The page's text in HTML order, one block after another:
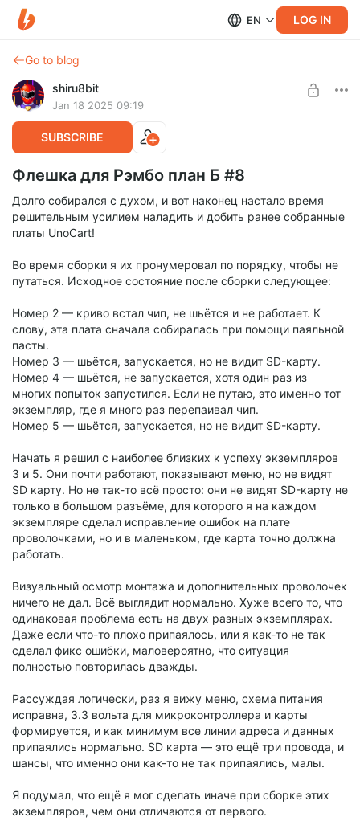
EN LOG IN
Go to blog
shiru8bit
Jan 18 2025 09:19
SUBSCRIBE
Флешка для Рэмбо план Б #8
Долго собирался с духом, и вот наконец настало время
решительным усилием наладить и добить ранее собранные
платы UnoCart!
Во время сборки я их пронумеровал по порядку, чтобы не
путаться. Исходное состояние после сборки следующее:
Номер 2 — криво встал чип, не шьётся и не работает. К
слову, эта плата сначала собиралась при помощи паяльной
пасты.
Номер 3 — шьётся, запускается, но не видит SD-карту.
Номер 4 — шьётся, не запускается, хотя один раз из
многих попыток запустился. Если не путаю, это именно тот
экземпляр, где я много раз перепаивал чип.
Номер 5 — шьётся, запускается, но не видит SD-карту.
Начать я решил с наиболее близких к успеху экземпляров
3 и 5. Они почти работают, показывают меню, но не видят
SD карту. Но не так-то всё просто: они не видят SD-карту не
только в большом разъёме, для которого я на каждом
экземпляре сделал исправление ошибок на плате
проволочками, но и в маленьком, где карта точно должна
работать.
Визуальный осмотр монтажа и дополнительных проволочек
ничего не дал. Всё выглядит нормально. Хуже всего то, что
одинаковая проблема есть на двух разных экземплярах.
Даже если что-то плохо припаялось, или я как-то не так
сделал фикс ошибки, маловероятно, что ситуация
полностью повторилась дважды.
Рассуждая логически, раз я вижу меню, схема питания
исправна, 3.3 вольта для микроконтроллера и карты
формируется, и как минимум все линии адреса и данных
припаялись нормально. SD карта — это ещё три провода, и
шансы, что именно они как-то не так припаялись, малы.
Я подумал, что ещё я мог сделать иначе при сборке этих
экземпляров, чем они отличаются от первого.